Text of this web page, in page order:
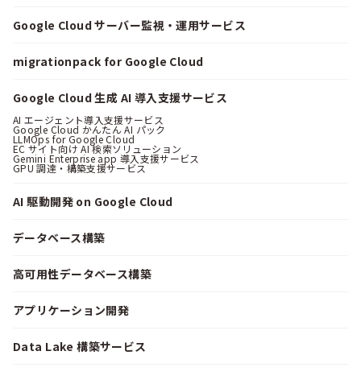
Google Cloud サーバー監視・運用サービス
migrationpack for Google Cloud
Google Cloud 生成 AI 導入支援サービス
AI エージェント導入支援サービス
Google Cloud かんたん AI パック
LLMOps for Google Cloud
EC サイト向け AI 検索ソリューション
Gemini Enterprise app 導入支援サービス
GPU 調達・構築支援サービス
AI 駆動開発 on Google Cloud
データベース構築
高可用性データベース構築
アプリケーション開発
Data Lake 構築サービス